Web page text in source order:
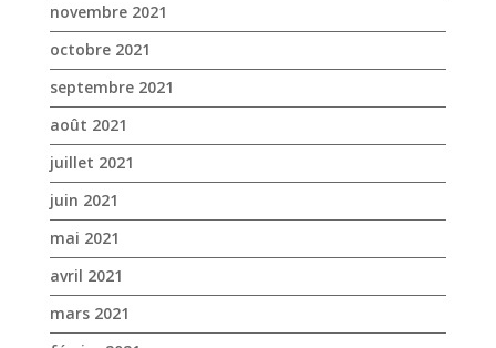
novembre 2021
octobre 2021
septembre 2021
août 2021
juillet 2021
juin 2021
mai 2021
avril 2021
mars 2021